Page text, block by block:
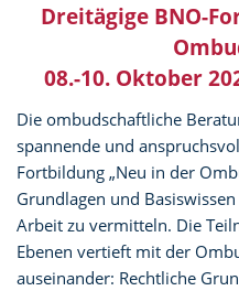
Dreitägige BNO-
08.-10. Oktober
Die ombudschaftliche
spannende und
Fortbildung „Neu in der
Grundlagen und
Arbeit zu vermitteln. Die
Ebenen vertieft mit der
auseinander: Rechtliche